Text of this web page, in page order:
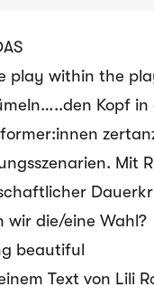
play within the
Kopf
Mit
wir die/eine Wahl?
beautiful
Text von Lili